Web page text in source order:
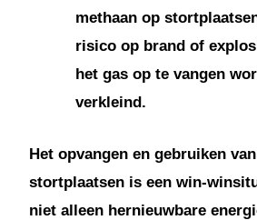
methaan op
risico op brand of
het gas op te vangen
verkleind.
Het opvangen en gebruiken
stortplaatsen is een win-
niet alleen hernieuwbare